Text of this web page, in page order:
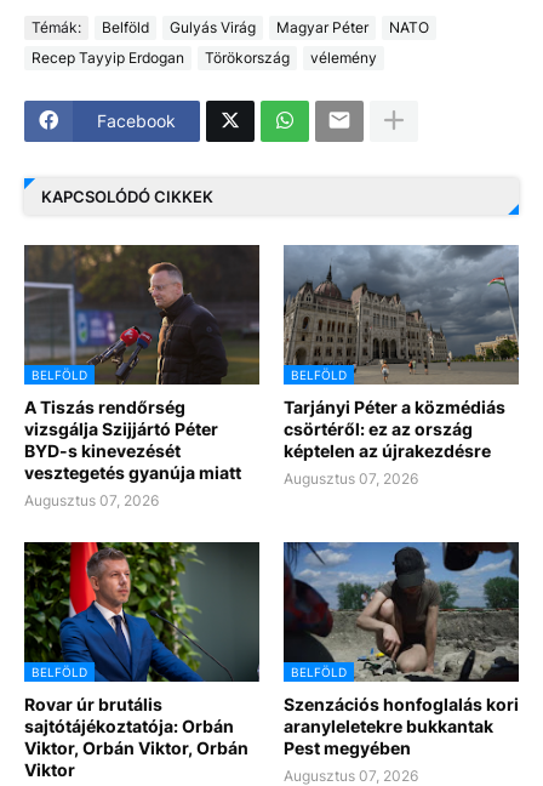
Témák: Belföld Gulyás Virág Magyar Péter
NATO
Recep Tayyip Erdogan
Törökország vélemény
Facebook
KAPCSOLÓDÓ CIKKEK
BELFÖLD
A Tiszás rendőrség
vizsgálja Szijjártó Péter
BYD-s kinevezését
vesztegetés gyanúja miatt
Augusztus 07, 2026
BELFÖLD
Tarjányi Péter a közmédiás
csörtéről: ez az ország
képtelen az újrakezdésre
Augusztus 07, 2026
BELFÖLD
Rovar úr brutális
sajtótájékoztatója: Orbán
Viktor, Orbán Viktor, Orbán
Viktor
BELFÖLD
Szenzációs honfoglalás kori
aranyleletekre bukkantak
Pest megyében
Augusztus 07, 2026